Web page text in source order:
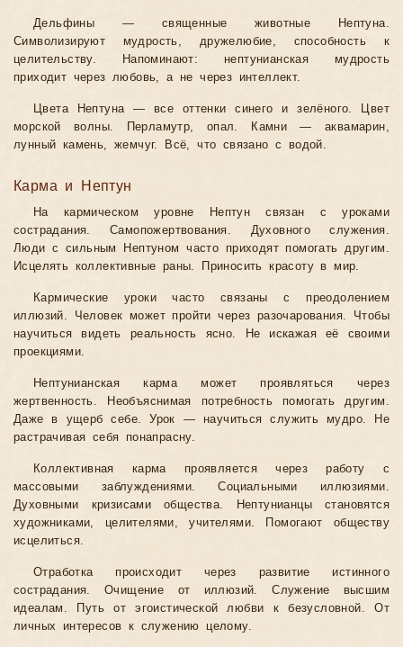
Дельфины — священные животные Нептуна.
Символизируют мудрость, дружелюбие, способность к
целительству. Напоминают: нептунианская мудрость
приходит через любовь, а не через интеллект.
Цвета Нептуна — все оттенки синего и зелёного. Цвет
морской волны. Перламутр, опал. Камни — аквамарин,
лунный камень, жемчуг. Всё, что связано с водой.
Карма и Нептун
На кармическом уровне Нептун связан с уроками
сострадания. Самопожертвования. Духовного служения.
Люди с сильным Нептуном часто приходят помогать другим.
Исцелять коллективные раны. Приносить красоту в мир.
Кармические уроки часто связаны с преодолением
иллюзий. Человек может пройти через разочарования. Чтобы
научиться видеть реальность ясно. Не искажая её своими
проекциями.
Нептунианская карма может проявляться через
жертвенность. Необъяснимая потребность помогать другим.
Даже в ущерб себе. Урок — научиться служить мудро. Не
растрачивая себя понапрасну.
Коллективная карма проявляется через работу с
массовыми заблуждениями. Социальными иллюзиями.
Духовными кризисами общества. Нептунианцы становятся
художниками, целителями, учителями. Помогают обществу
исцелиться.
Отработка происходит через развитие истинного
сострадания. Очищение от иллюзий. Служение высшим
идеалам. Путь от эгоистической любви к безусловной. От
личных интересов к служению целому.